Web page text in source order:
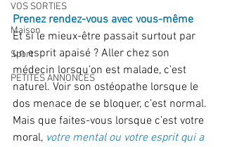
VOS SORTIES
Maison
Sport
PETITES ANNONCES
Prenez rendez-vous avec vous-même
Et si le mieux-être passait surtout par
un esprit apaisé ? Aller chez son
médecin lorsqu’on est malade, c’est
naturel. Voir son ostéopathe lorsque le
dos menace de se bloquer, c’est normal.
Mais que faites-vous lorsque c’est votre
moral, votre mental ou votre esprit qui a